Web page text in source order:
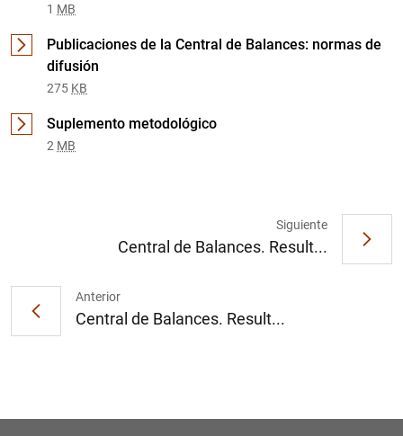
1 MB
Publicaciones de la Central de Balances: normas de
difusión
275 KB
Suplemento metodológico
2 MB
Anterior
Central de Balances. Result...
Siguiente
Central de Balances. Result...